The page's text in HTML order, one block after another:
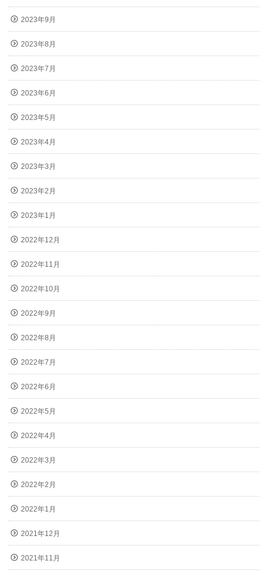
2023年9月
2023年8月
2023年7月
2023年6月
2023年5月
2023年4月
2023年3月
2023年2月
2023年1月
2022年12月
2022年11月
2022年10月
2022年9月
2022年8月
2022年7月
2022年6月
2022年5月
2022年4月
2022年3月
2022年2月
2022年1月
2021年12月
2021年11月